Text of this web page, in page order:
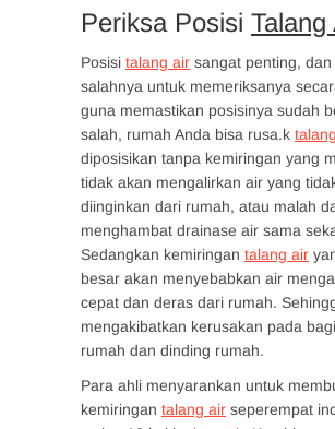
Periksa Posisi Talang
Posisi talang air sangat penting, dan
salahnya untuk memeriksanya
guna memastikan posisinya sudah
salah, rumah Anda bisa rusa.k
diposisikan tanpa kemiringan yang
tidak akan mengalirkan air yang
diinginkan dari rumah, atau malah
menghambat drainase air sama
Sedangkan kemiringan talang air
besar akan menyebabkan air
cepat dan deras dari rumah.
mengakibatkan kerusakan pada
rumah dan dinding rumah.
Para ahli menyarankan untuk
kemiringan talang air seperempat